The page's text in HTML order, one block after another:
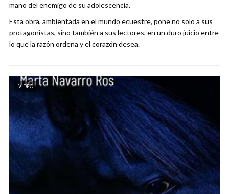
mano del enemigo de su adolescencia.
Esta obra, ambientada en el mundo ecuestre, pone no solo a sus
protagonistas, sino también a sus lectores, en un duro juicio entre
lo que la razón ordena y el corazón desea.
VIDEO